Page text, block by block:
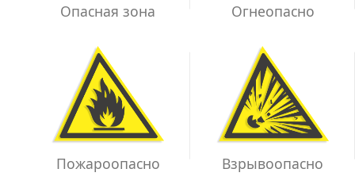
Опасная зона Огнеопасно
Пожароопасно Взрывоопасно